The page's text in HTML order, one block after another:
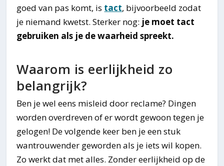
goed van pas komt, is tact, bijvoorbeeld zodat
je niemand kwetst. Sterker nog: je moet tact
gebruiken als je de waarheid spreekt.
Waarom is eerlijkheid zo
belangrijk?
Ben je wel eens misleid door reclame? Dingen
worden overdreven of er wordt gewoon tegen je
gelogen! De volgende keer ben je een stuk
wantrouwender geworden als je iets wil kopen.
Zo werkt dat met alles. Zonder eerlijkheid op de